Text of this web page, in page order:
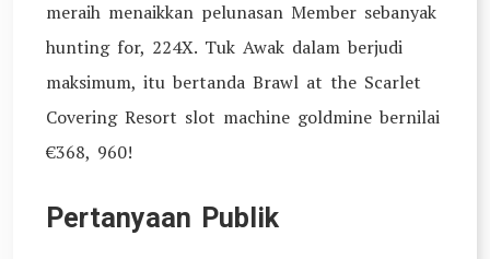
meraih menaikkan pelunasan Member sebanyak
hunting for, 224X. Tuk Awak dalam berjudi
maksimum, itu bertanda Brawl at the Scarlet
Covering Resort slot machine goldmine bernilai
€368, 960!
Pertanyaan Publik